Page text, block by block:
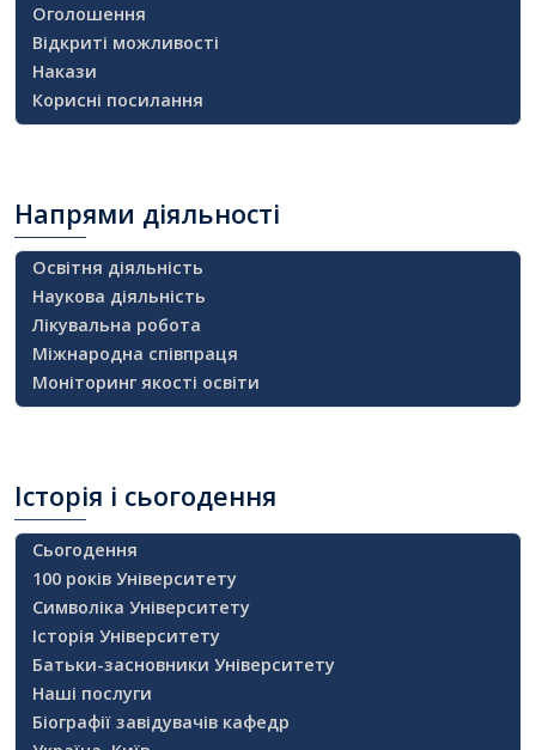
Оголошення
Відкриті можливості
Накази
Корисні посилання
Напрями діяльності
Освітня діяльність
Наукова діяльність
Лікувальна робота
Міжнародна співпраця
Моніторинг якості освіти
Історія і сьогодення
Сьогодення
100 років Університету
Символіка Університету
Історія Університету
Батьки-засновники Університету
Наші послуги
Біографії завідувачів кафедр